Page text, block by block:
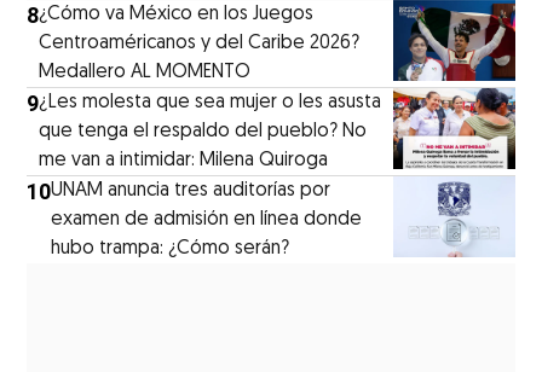
8¿Cómo va México en los Juegos
Centroaméricanos y del Caribe 2026?
Medallero AL MOMENTO
9¿Les molesta que sea mujer o les asusta
que tenga el respaldo del pueblo? No
me van a intimidar: Milena Quiroga
10UNAM anuncia tres auditorías por
examen de admisión en línea donde
hubo trampa: ¿Cómo serán?